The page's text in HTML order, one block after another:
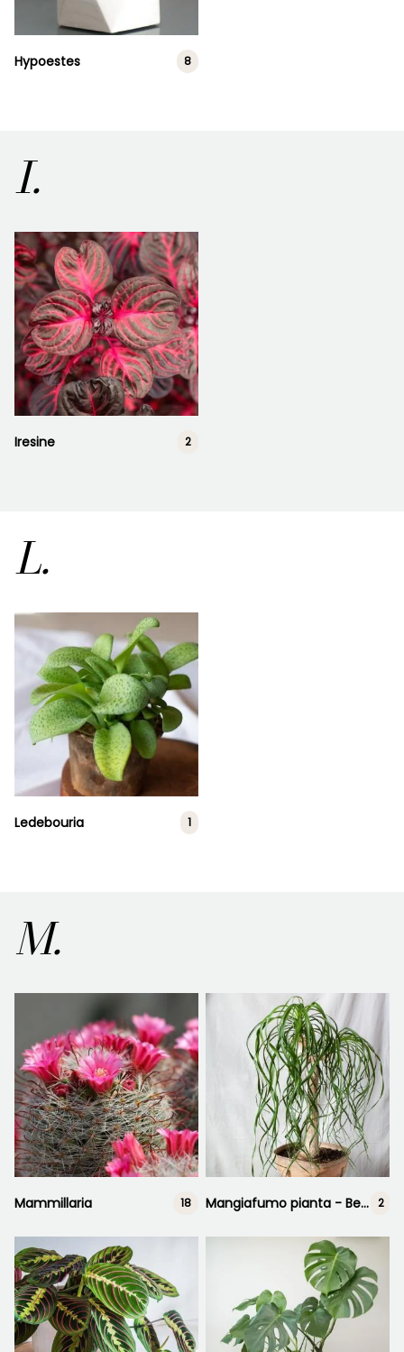
Hypoestes 8
I.
Iresine 2
L.
Ledebouria 1
M.
Mammillaria 18 Mangiafumo pianta - Beaucarnea 2